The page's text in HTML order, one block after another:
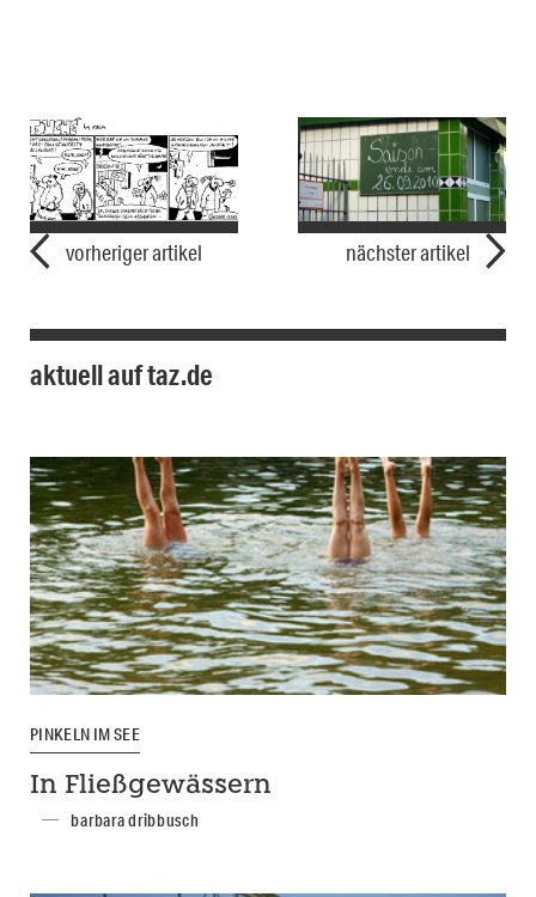
vorheriger artikel nächster artikel
aktuell auf taz.de
PINKELN IM SEE
In Fließgewässern
barbara dribbusch